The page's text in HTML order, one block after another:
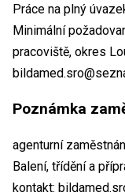
Práce na plný
Minimální
pracoviště, okres
Poznámka
agenturní
Balení, třídění a
kontakt: